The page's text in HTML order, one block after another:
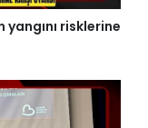
risklerine